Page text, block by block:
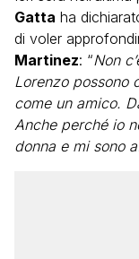
Gatta ha
di voler
Martinez: “Non
Lorenzo possono
come un amico.
Anche perché io
donna e mi sono